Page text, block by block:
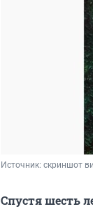
Источник: скриншот
Спустя шесть